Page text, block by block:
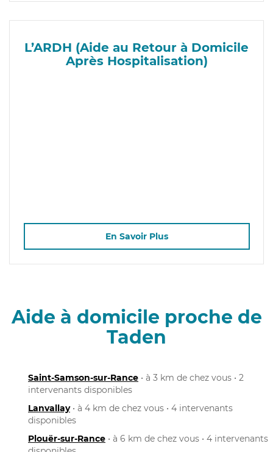
L’ARDH (Aide au Retour à Domicile
Après Hospitalisation)
En Savoir Plus
Aide à domicile proche de
Taden
Saint-Samson-sur-Rance • à 3 km de chez vous • 2
intervenants disponibles
Lanvallay• à 4 km de chez vous • 4 intervenants
disponibles
Plouër-sur-Rance • à 6 km de chez vous • 4 intervenants